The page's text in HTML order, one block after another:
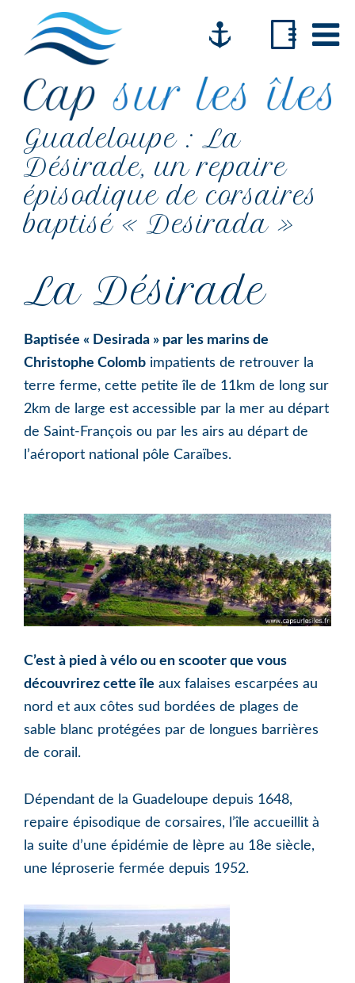
navigation
principale
contenu
principal
pied
page
Cap
sur
les
îles
Comment
changer
de
vie
voilier
car
Guadeloupe : La
Désirade, un repaire
épisodique de corsaires
baptisé « Desirada »
La Désirade
Baptisée « Desirada » par les marins de
Christophe Colomb impatients de retrouver la
terre ferme, cette petite île de 11km de long sur
2km de large est accessible par la mer au départ
de Saint-François ou par les airs au départ de
l’aéroport national pôle Caraïbes.
C’est à pied à vélo ou en scooter que vous
découvrirez cette île aux falaises escarpées au
nord et aux côtes sud bordées de plages de
sable blanc protégées par de longues barrières
de corail.
Dépendant de la Guadeloupe depuis 1648,
repaire épisodique de corsaires, l’île accueillit à
la suite d’une épidémie de lèpre au 18e siècle,
une léproserie fermée depuis 1952.